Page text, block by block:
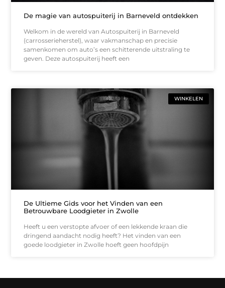
De magie van autospuiterij in Barneveld ontdekken
Welkom in de wereld van Autospuiterij in Barneveld
(carrosserieherstel), waar vakmanschap en precisie
samenkomen om auto’s een schitterende uitstraling te
geven. Deze autospuiterij heeft een
WINKELEN
De Ultieme Gids voor het Vinden van een
Betrouwbare Loodgieter in Zwolle
Heeft u een verstopte afvoer of een lekkende kraan die
dringend aandacht nodig heeft? Het vinden van een
goede loodgieter in Zwolle hoeft geen hoofdpijn